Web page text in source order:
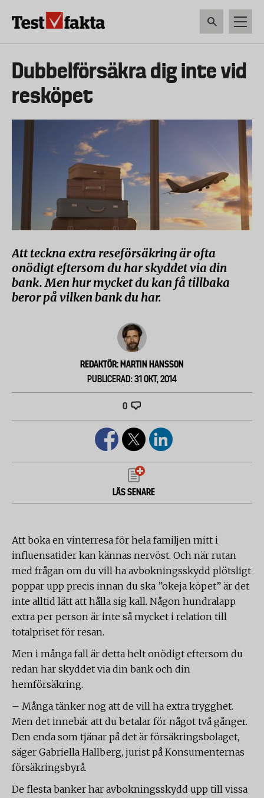
Huvudmeny
ny
Dubbelförsäkra dig inte vid
resköpet
Att teckna extra reseförsäkring är ofta
onödigt eftersom du har skyddet via din
bank. Men hur mycket du kan få tillbaka
beror på vilken bank du har.
REDAKTÖR: MARTIN HANSSON
PUBLICERAD: 31 OKT, 2014
0
LÄS SENARE
Att boka en vinterresa för hela familjen mitt i
influensatider kan kännas nervöst. Och när rutan
med frågan om du vill ha avbokningsskydd plötsligt
poppar upp precis innan du ska ”okeja köpet” är det
inte alltid lätt att hålla sig kall. Någon hundralapp
extra per person är inte så mycket i relation till
totalpriset för resan.
Men i många fall är detta helt onödigt eftersom du
redan har skyddet via din bank och din
hemförsäkring.
– Många tänker nog att de vill ha extra trygghet.
Men det innebär att du betalar för något två gånger.
Den enda som tjänar på det är försäkringsbolaget,
säger Gabriella Hallberg, jurist på Konsumenternas
försäkringsbyrå.
De flesta banker har avbokningsskydd upp till vissa